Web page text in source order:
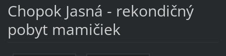
Chopok Jasná - rekondičný
pobyt mamičiek